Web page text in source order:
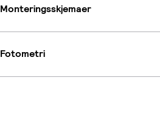
Monteringsskjemaer
Fotometri